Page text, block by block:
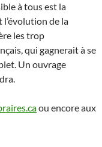
à tous est la
l’évolution de la
les trop
qui gagnerait à se
Un ouvrage
ou encore aux